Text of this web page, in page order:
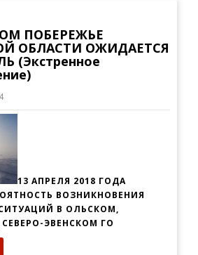
ПОБЕРЕЖЬЕ
ОБЛАСТИ ОЖИДАЕТСЯ
(Экстренное
13 АПРЕЛЯ 2018 ГОДА
ВОЗНИКНОВЕНИЯ
В ОЛЬСКОМ,
ЭВЕНСКОМ ГО